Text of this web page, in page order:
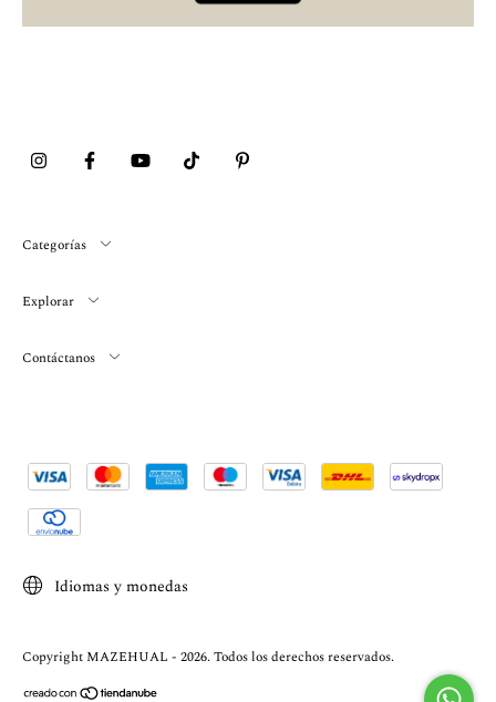
Categorías
Explorar
Contáctanos
Idiomas y monedas
Copyright MAZEHUAL - 2026. Todos los derechos reservados.